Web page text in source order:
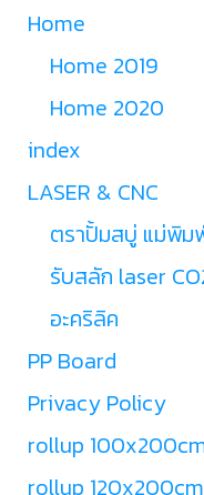
Home
Home 2019
Home 2020
index
LASER & CNC
ตราปั้มสบู่ แม่พิม
รับสลัก laser
อะคริลิค
PP Board
Privacy Policy
rollup
rollup